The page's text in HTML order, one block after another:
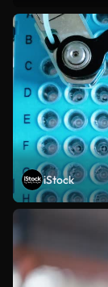
iStock